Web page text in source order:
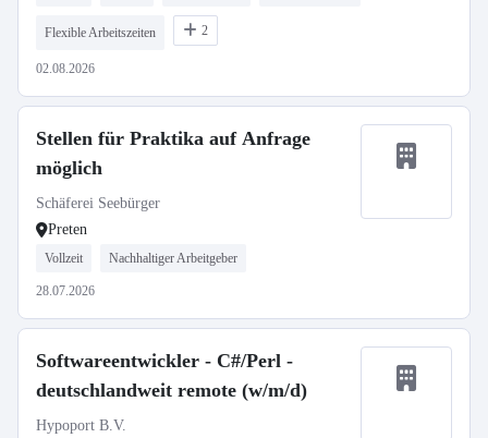
Flexible Arbeitszeiten 2
02.08.2026
Stellen für Praktika auf Anfrage
möglich
Schäferei Seebürger
Preten
Vollzeit Nachhaltiger Arbeitgeber
28.07.2026
Softwareentwickler - C#/Perl -
deutschlandweit remote (w/m/d)
Hypoport B.V.